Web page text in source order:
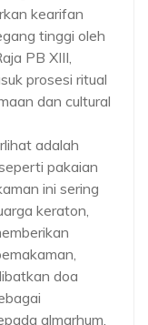
kearifan
tinggi oleh
PB XIII,
prosesi ritual
dan cultural
adalah
pakaian
ini sering
keraton,
doa
almarhum.